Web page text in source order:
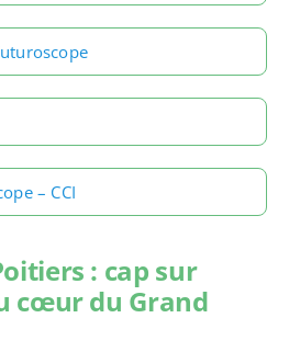
– CCI
: cap sur
cœur du Grand